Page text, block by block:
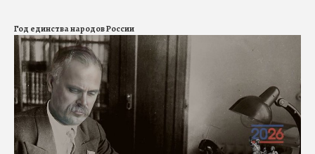
Год единства народов России